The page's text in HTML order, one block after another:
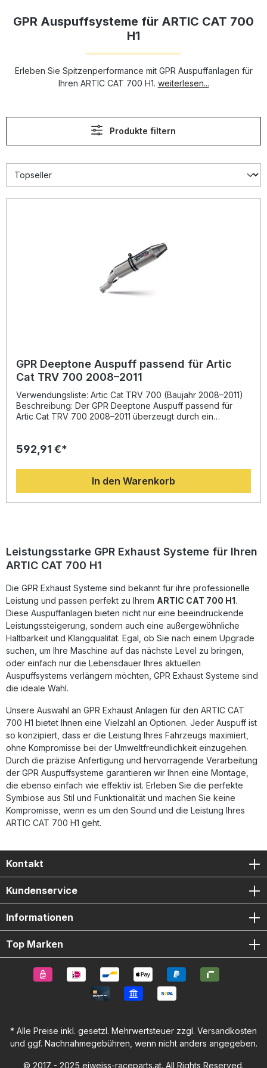
GPR Auspuffsysteme für ARTIC CAT 700
H1
Erleben Sie Spitzenperformance mit GPR Auspuffanlagen für
Ihren ARTIC CAT 700 H1. weiterlesen...
Produkte filtern
GPR Deeptone Auspuff passend für Artic
Cat TRV 700 2008–2011
Verwendungsliste: Artic Cat TRV 700 (Baujahr 2008–2011)
Beschreibung: Der GPR Deeptone Auspuff passend für
Artic Cat TRV 700 2008–2011 überzeugt durch ein
langjährigen Erfahrung von GPR in internationalen
eine ideale Kombination aus Leistungssteigerung,
Drehmomentoptimierung und Gewichtsreduktion
gegenüber der Serienanlage. Die homologierte Ausführung
sorgt für legale Nutzung im Straßenverkehr, während der
garantiert der GPR Deeptone Auspuff höchste
Fertigungsqualität und Langlebigkeit. Durch seine Plug-and-
Play-Bauweise lässt er sich unkompliziert montieren. Es wird
durchführen zu lassen. Mit diesem Auspuffsystem
profitieren Sie von einer klanglich und optisch markanten
Aufwertung Ihres Fahrzeugs sowie einem hervorragenden
Preis-Leistungs-Verhältnis. Sportlich klingender, legaler
Auspuff mit herausnehmbarem dB-Killer Deutliche
Reduzierung des Gewichts im Vergleich zur Serienanlage
Plug-and-Play-Montage für einfache Installation
Hochwertige Verarbeitung – hergestellt in Italien Optimierte
Leistung und besseres Ansprechverhalten Lieferumfang:
Homologierter Endschalldämpfer inklusive
Fahrzeugspezifische Halterungen Montagezubehör
592,91 €*
In den Warenkorb
Leistungsstarke GPR Exhaust Systeme für Ihren
ARTIC CAT 700 H1
Die GPR Exhaust Systeme sind bekannt für ihre professionelle
Leistung und passen perfekt zu Ihrem ARTIC CAT 700 H1.
Diese Auspuffanlagen bieten nicht nur eine beeindruckende
Leistungssteigerung, sondern auch eine außergewöhnliche
Haltbarkeit und Klangqualität. Egal, ob Sie nach einem Upgrade
suchen, um Ihre Maschine auf das nächste Level zu bringen,
oder einfach nur die Lebensdauer Ihres aktuellen
Auspuffsystems verlängern möchten, GPR Exhaust Systeme sind
die ideale Wahl.
Unsere Auswahl an GPR Exhaust Anlagen für den ARTIC CAT
700 H1 bietet Ihnen eine Vielzahl an Optionen. Jeder Auspuff ist
so konzipiert, dass er die Leistung Ihres Fahrzeugs maximiert,
ohne Kompromisse bei der Umweltfreundlichkeit einzugehen.
Durch die präzise Anfertigung und hervorragende Verarbeitung
der GPR Auspuffsysteme garantieren wir Ihnen eine Montage,
die ebenso einfach wie effektiv ist. Erleben Sie die perfekte
Symbiose aus Stil und Funktionalität und machen Sie keine
Kompromisse, wenn es um den Sound und die Leistung Ihres
ARTIC CAT 700 H1 geht.
Kontakt
Kundenservice
Informationen
Top Marken
* Alle Preise inkl. gesetzl. Mehrwertsteuer zzgl. Versandkosten
und ggf. Nachnahmegebühren, wenn nicht anders angegeben.
© 2017 - 2025 eiweiss-raceparts.at. All Rights Reserved.